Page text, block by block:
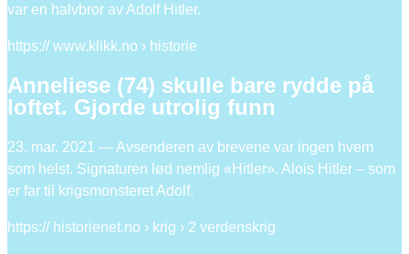
var en halvbror av Adolf Hitler.
https:// www.klikk.no › historie
Anneliese (74) skulle bare rydde på
loftet. Gjorde utrolig funn
23. mar. 2021 — Avsenderen av brevene var ingen hvem
som helst. Signaturen lød nemlig «Hitler». Alois Hitler – som
er far til krigsmonsteret Adolf.
https:// historienet.no › krig › 2 verdenskrig